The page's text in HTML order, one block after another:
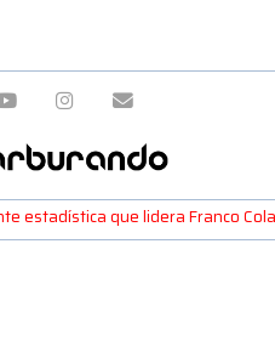
estadística que lidera Franco